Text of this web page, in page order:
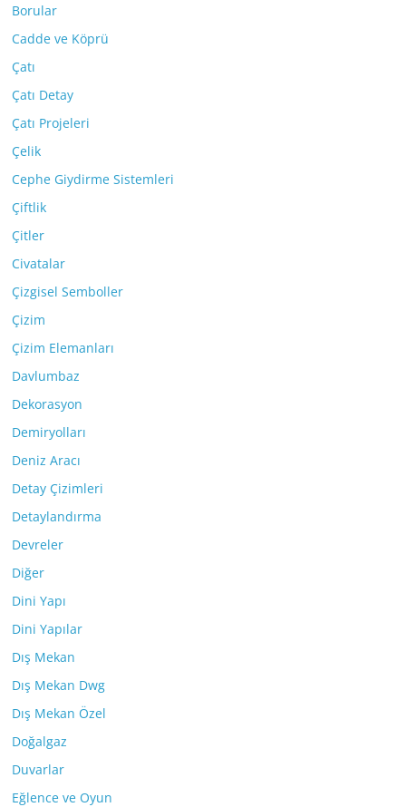
Borular
Cadde ve Köprü
Çatı
Çatı Detay
Çatı Projeleri
Çelik
Cephe Giydirme Sistemleri
Çiftlik
Çitler
Civatalar
Çizgisel Semboller
Çizim
Çizim Elemanları
Davlumbaz
Dekorasyon
Demiryolları
Deniz Aracı
Detay Çizimleri
Detaylandırma
Devreler
Diğer
Dini Yapı
Dini Yapılar
Dış Mekan
Dış Mekan Dwg
Dış Mekan Özel
Doğalgaz
Duvarlar
Eğlence ve Oyun